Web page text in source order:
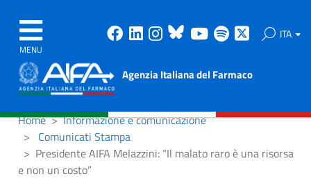
MENU
Facebook
Linkedin
Instagram
Bluesky
Youtube
Spotify ITA
Agenzia Italiana del Farmaco
Home
Informazione e comunicazione
Comunicati Stampa
Presidente AIFA Melazzini: “Il malato raro è una risorsa
e non un costo”